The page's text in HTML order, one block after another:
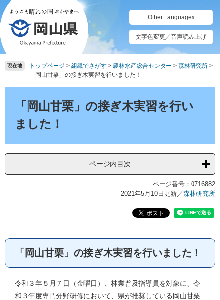
ペ
ー
ジ
の
先
頭
メ
ニ
ュ
ー
を
飛
て
Other Languages
文字色変更／音声読み上げ
現在地 トップページ > 組織でさがす > 農林水産総合センター > 森林研究所 >
「岡山甘栗」の接ぎ木実習を行いました！
「岡山甘栗」の接ぎ木実習を行い
ました！
ページ内目次
ページ番号：0716882
2021年5月10日更新／森林研究所
「岡山甘栗」の接ぎ木実習を行いました！
令和３年５月７日（金曜日）、林業普及指導員を対象に、令
和３年度専門分野研修において、県が推奨している岡山甘栗